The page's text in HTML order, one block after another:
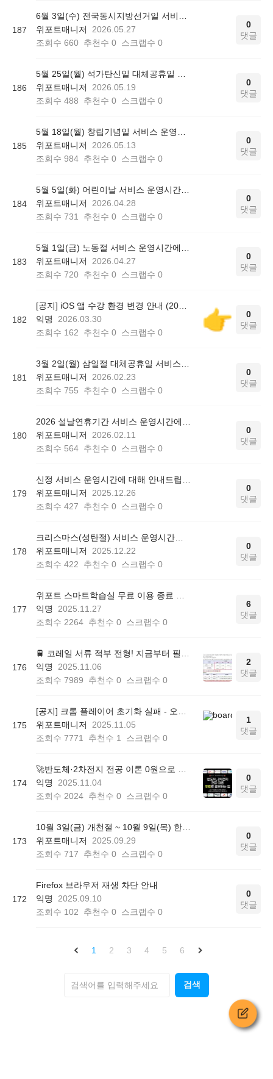
187
6월 3일(수) 전국동시지방선거일 서비스 운영시간에 대해 안내드립니다.
위포트매니저
2026.05.27
조회수 660 추천수 0 스크랩수 0
0
댓글
186
5월 25일(월) 석가탄신일 대체공휴일 서비스 운영시간에 대해 안내드립니다.
위포트매니저
2026.05.19
조회수 488 추천수 0 스크랩수 0
0
댓글
185
5월 18일(월) 창립기념일 서비스 운영시간에 대해 안내드립니다.
위포트매니저
2026.05.13
조회수 984 추천수 0 스크랩수 0
0
댓글
184
5월 5일(화) 어린이날 서비스 운영시간에 대해 안내드립니다.
위포트매니저
2026.04.28
조회수 731 추천수 0 스크랩수 0
0
댓글
183
5월 1일(금) 노동절 서비스 운영시간에 대해 안내드립니다.
위포트매니저
2026.04.27
조회수 720 추천수 0 스크랩수 0
0
댓글
182
[공지] iOS 앱 수강 환경 변경 안내 (2026.04.07 적용)
익명
2026.03.30
조회수 162 추천수 0 스크랩수 0
0
댓글
181
3월 2일(월) 삼일절 대체공휴일 서비스 운영시간에 대해 안내드립니다.
위포트매니저
2026.02.23
조회수 755 추천수 0 스크랩수 0
0
댓글
180
2026 설날연휴기간 서비스 운영시간에 대해 안내드립니다.
위포트매니저
2026.02.11
조회수 564 추천수 0 스크랩수 0
0
댓글
179
신정 서비스 운영시간에 대해 안내드립니다.
위포트매니저
2025.12.26
조회수 427 추천수 0 스크랩수 0
0
댓글
178
크리스마스(성탄절) 서비스 운영시간에 대해 안내드립니다.
위포트매니저
2025.12.22
조회수 422 추천수 0 스크랩수 0
0
댓글
177
위포트 스마트학습실 무료 이용 종료 안내
익명
2025.11.27
조회수 2264 추천수 0 스크랩수 0
6
댓글
176
🚆 코레일 서류 적부 전형! 지금부터 필기 준비해야 합니다
익명
2025.11.06
조회수 7989 추천수 0 스크랩수 0
2
댓글
175
[공지] 크롬 플레이어 초기화 실패 - 오류 조치 방법 안내 (Chrome 142 버전, Edge)
위포트매니저
2025.11.05
조회수 7771 추천수 1 스크랩수 0
1
댓글
174
🚀반도체·2차전지 전공 이론 0원으로 대비하는 법! 전공 면접·자소서 대비 무료 학습실!
익명
2025.11.04
조회수 2024 추천수 0 스크랩수 0
0
댓글
173
10월 3일(금) 개천절 ~ 10월 9일(목) 한글날 (추석연휴 포함) 서비스 운영시간에 대해 안내드립니다.
위포트매니저
2025.09.29
조회수 717 추천수 0 스크랩수 0
0
댓글
172
Firefox 브라우저 재생 차단 안내
익명
2025.09.10
조회수 102 추천수 0 스크랩수 0
0
댓글
1 2 3 4 5 6
검색